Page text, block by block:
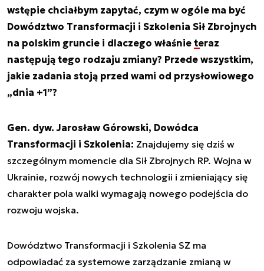
wstępie chciałbym zapytać, czym w ogóle ma być
Dowództwo Transformacji i Szkolenia Sił Zbrojnych
na polskim gruncie i dlaczego właśnie teraz
następują tego rodzaju zmiany? Przede wszystkim,
jakie zadania stoją przed wami od przysłowiowego
„dnia +1”?
Gen. dyw. Jarosław Górowski, Dowódca
Transformacji i Szkolenia: Znajdujemy się dziś w
szczególnym momencie dla Sił Zbrojnych RP. Wojna w
Ukrainie, rozwój nowych technologii i zmieniający się
charakter pola walki wymagają nowego podejścia do
rozwoju wojska.
Dowództwo Transformacji i Szkolenia SZ ma
odpowiadać za systemowe zarządzanie zmianą w